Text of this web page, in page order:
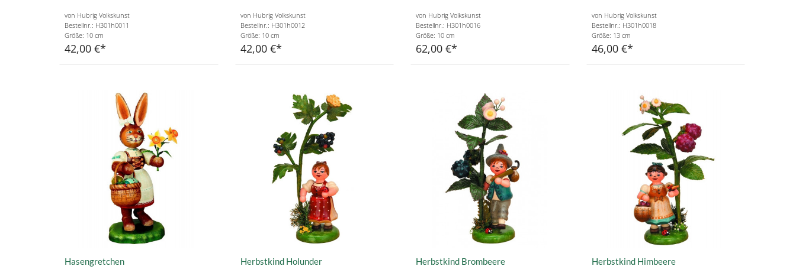
von Hubrig Volkskunst
Bestellnr.: H301h0011
Größe: 10 cm
42,00 €
von Hubrig Volkskunst
Bestellnr.: H301h0012
Größe: 10 cm
42,00 €
von Hubrig Volkskunst
Bestellnr.: H301h0016
Größe: 10 cm
62,00 €
von Hubrig Volkskunst
Bestellnr.: H301h0018
Größe: 13 cm
46,00 €
Hasengretchen Herbstkind Holunder Herbstkind Brombeere Herbstkind Himbeere